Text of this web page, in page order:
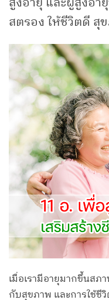
สตรอง ให้ชีวิตดี สุ
เมื่อเรามีอายุมากขึ้นสภ
กับสุขภาพ และการใช้ชี